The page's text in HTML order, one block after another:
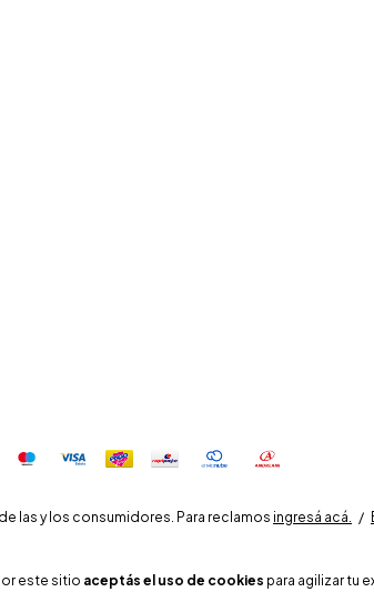
este sitio aceptás el uso de cookies para agilizar tu
las y los consumidores. Para reclamos ingresá acá. /